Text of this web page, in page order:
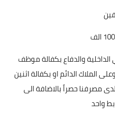
والدفاع بكفالة موظف
الملاك الدائم او بكفالة اثنين
مصرفنا حصراً بالاضافة الى
واحد